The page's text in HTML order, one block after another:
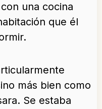
una cocina
que él
más bien como
Se estaba